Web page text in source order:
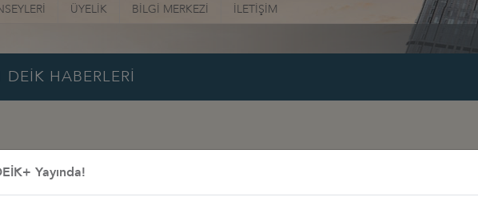
ÜYELİK BİLGİ MERKEZİ İLETİŞİM
HABERLERİ
Yayında!